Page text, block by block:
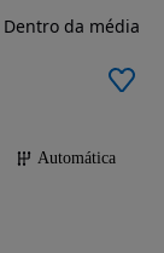
Automática
Dentro da média